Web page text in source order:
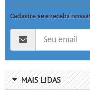
Cadastre-se e receba
MAIS LIDAS